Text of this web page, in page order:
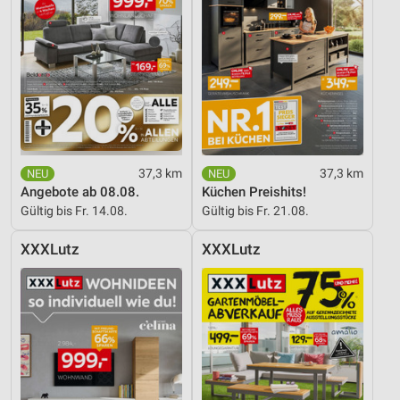
37,3 km
Angebote ab 08.08.
Gültig bis Fr. 14.08.
37,3 km
Küchen Preishits!
Gültig bis Fr. 21.08.
XXXLutz XXXLutz
Geräte anhand von aktiv angeforderten
Informationen identifizieren
Nicht-IAB-Verarbeitungszwecke:
Notwendig
Performance
Funktional
Werbung